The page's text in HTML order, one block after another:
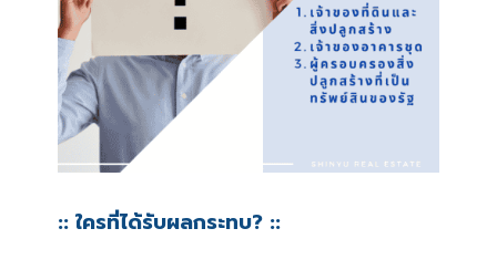
:: ใครที่ได้รับผลกระทบ? ::